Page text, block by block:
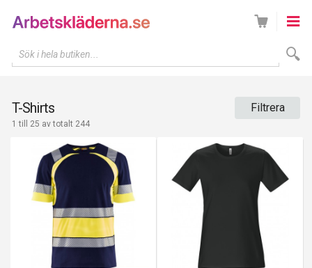
Sök i hela butiken...
T-Shirts Filtrera
1 till 25 av totalt 244